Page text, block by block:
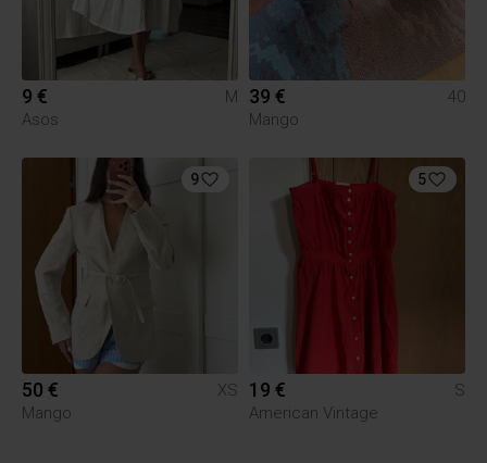
9 €
M
Asos
39 €
40
Mango
9
50 €
XS
Mango
5
19 €
S
American Vintage